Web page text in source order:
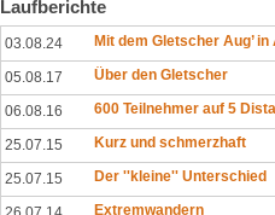
Laufberichte
03.08.24 Mit dem Gletscher Aug’ in
05.08.17 Über den Gletscher
06.08.16 600 Teilnehmer auf 5
25.07.15 Kurz und schmerzhaft
25.07.15 Der ''kleine'' Unterschied
Extremwandern